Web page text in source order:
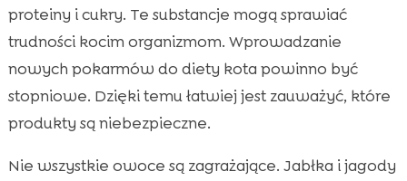
proteiny i cukry. Te substancje mogą sprawiać
trudności kocim organizmom. Wprowadzanie
nowych pokarmów do diety kota powinno być
stopniowe. Dzięki temu łatwiej jest zauważyć, które
produkty są niebezpieczne.
Nie wszystkie owoce są zagrażające. Jabłka i jagody